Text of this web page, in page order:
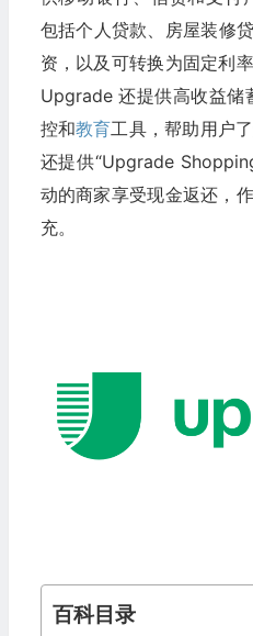
包括个人贷款、房屋装修贷
资，以及可转换为固定利
Upgrade 还提供高收益储
控和教育工具，帮助用户
还提供“Upgrade
动的商家享受现金返还，
充。
百科目录